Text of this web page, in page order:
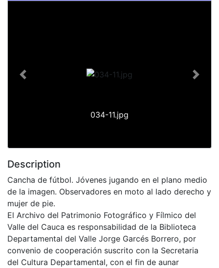
034-11.jpg
Previous Next
Description
Cancha de fútbol. Jóvenes jugando en el plano medio
de la imagen. Observadores en moto al lado derecho y
mujer de pie.
El Archivo del Patrimonio Fotográfico y Fílmico del
Valle del Cauca es responsabilidad de la Biblioteca
Departamental del Valle Jorge Garcés Borrero, por
convenio de cooperación suscrito con la Secretaria
del Cultura Departamental, con el fin de aunar